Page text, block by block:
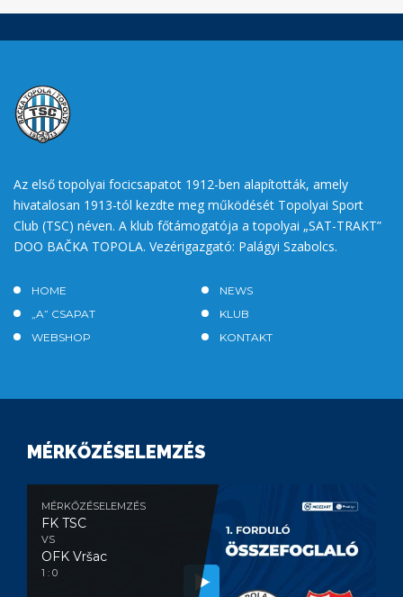
Az első topolyai focicsapatot 1912-ben alapították, amely
hivatalosan 1913-tól kezdte meg működését Topolyai Sport
Club (TSC) néven. A klub főtámogatója a topolyai „SAT-TRAKT”
DOO BAČKA TOPOLA. Vezérigazgató: Palágyi Szabolcs.
HOME
NEWS
„A” CSAPAT
KLUB
WEBSHOP
KONTAKT
MÉRKŐZÉSELEMZÉS
MÉRKŐZÉSELEMZÉS
FK TSC
VS
OFK Vršac
1 : 0